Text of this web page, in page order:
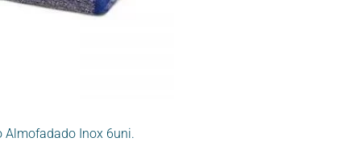
Almofadado Inox 6uni.